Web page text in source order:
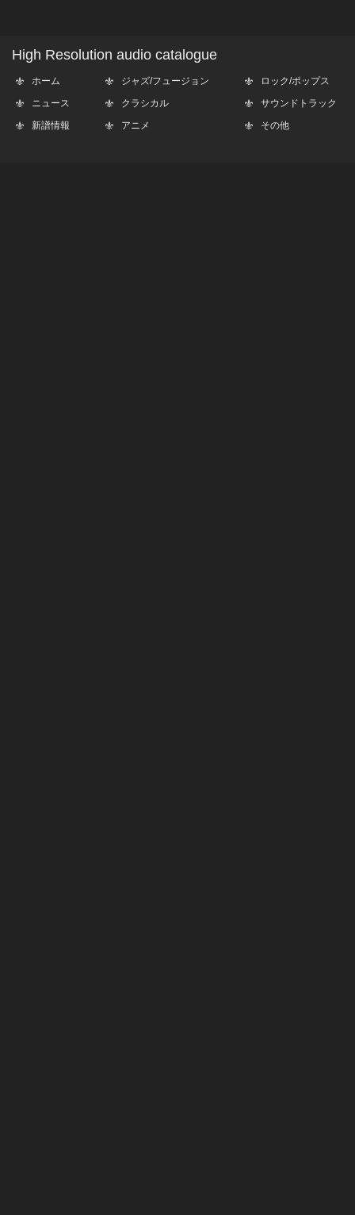
High Resolution audio catalogue
ホーム
ニュース
新譜情報
ジャズ/フュージョン
クラシカル
アニメ
ロック/ポップス
サウンドトラック
その他